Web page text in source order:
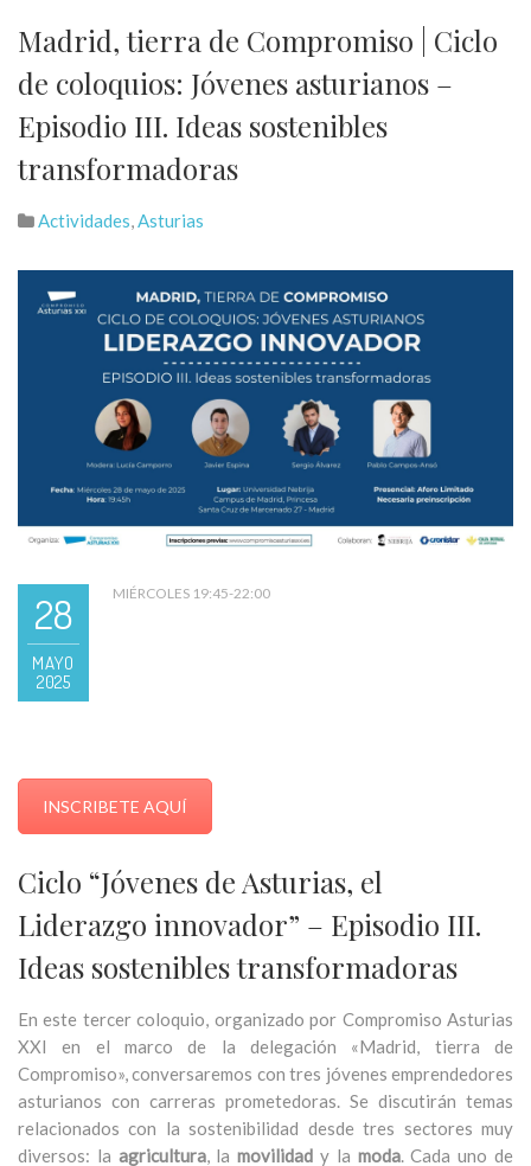
Madrid, tierra de Compromiso | Ciclo
de coloquios: Jóvenes asturianos –
Episodio III. Ideas sostenibles
transformadoras
Actividades,Asturias
28
MAYO
2025
MIÉRCOLES 19:45-22:00
INSCRIBETE AQUÍ
Ciclo “Jóvenes de Asturias, el
Liderazgo innovador” – Episodio III.
Ideas sostenibles transformadoras
En este tercer coloquio, organizado por Compromiso Asturias
XXI en el marco de la delegación «Madrid, tierra de
Compromiso», conversaremos con tres jóvenes emprendedores
asturianos con carreras prometedoras. Se discutirán temas
relacionados con la sostenibilidad desde tres sectores muy
diversos: la agricultura, lamovilidad y la moda. Cada uno de